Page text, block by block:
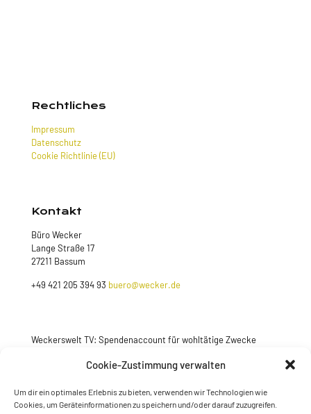
Cookie-Zustimmung verwalten
Um dir ein optimales Erlebnis zu bieten, verwenden wir Technologien wie
Cookies, um Geräteinformationen zu speichern und/oder darauf zuzugreifen.
Rechtliches
Impressum
Datenschutz
Cookie Richtlinie (EU)
Kontakt
Büro Wecker
Lange Straße 17
27211 Bassum
+49 421 205 394 93 buero@wecker.de
Weckerswelt TV: Spendenaccount für wohltätige Zwecke
Jetzt spenden